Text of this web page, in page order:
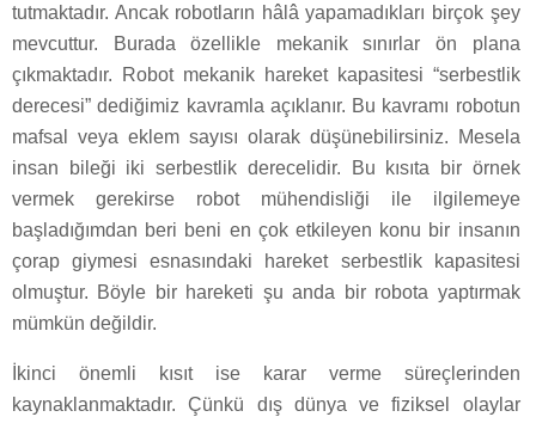
tutmaktadır. Ancak robotların hâlâ yapamadıkları birçok şey
mevcuttur. Burada özellikle mekanik sınırlar ön plana
çıkmaktadır. Robot mekanik hareket kapasitesi “serbestlik
derecesi” dediğimiz kavramla açıklanır. Bu kavramı robotun
mafsal veya eklem sayısı olarak düşünebilirsiniz. Mesela
insan bileği iki serbestlik derecelidir. Bu kısıta bir örnek
vermek gerekirse robot mühendisliği ile ilgilemeye
başladığımdan beri beni en çok etkileyen konu bir insanın
çorap giymesi esnasındaki hareket serbestlik kapasitesi
olmuştur. Böyle bir hareketi şu anda bir robota yaptırmak
mümkün değildir.
İkinci önemli kısıt ise karar verme süreçlerinden
kaynaklanmaktadır. Çünkü dış dünya ve fiziksel olaylar